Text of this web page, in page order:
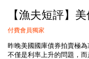
【漁夫短評】
付費會員獨家
昨晚美國國庫債券拍賣極
不僅是利率上升的問題，而